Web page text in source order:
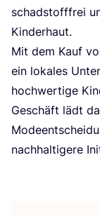
schad­stoff­frei
Kinderhaut.
Mit dem Kauf
ein loka­les
hoch­wer­ti­ge
Geschäft lädt
nach­hal­ti­ge­re